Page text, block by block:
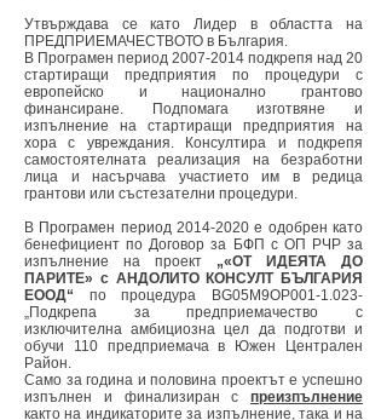
Утвърждава се като Лидер в областта на
ПРЕДПРИЕМАЧЕСТВОТО в България.
В Програмен период 2007-2014 подкрепя над 20
стартиращи предприятия по процедури с
европейско и национално грантово
финансиране. Подпомага изготвяне и
изпълнение на стартиращи предприятия на
хора с увреждания. Консултира и подкрепя
самостоятелната реализация на безработни
лица и насърчава участието им в редица
грантови или състезателни процедури.
В Програмен период2014-2020 е одобрен като
бенефициент по Договор за БФП с ОП РЧР за
изпълнение на проект „«ОТ ИДЕЯТА ДО
ПАРИТЕ» с АНДОЛИТО КОНСУЛТ БЪЛГАРИЯ
ЕООД“ по процедура BG05M9OP001-1.023-
„Подкрепа за предприемачество с
изключителна амбициозна цел да подготви и
обучи 110 предприемача в Южен Централен
Район.
Само за година и половина проектът е успешно
изпълнен и финализиран с преизпълнение
както на индикаторите за изпълнение, така и на